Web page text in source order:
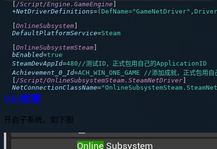
/Script/Engine.GameEngine
+NetDriverDefinitions=
OnlineSubsystem
DefaultPlatformService=Steam
OnlineSubsystemSteam
bEnabled=true
SteamDevAppId=480//测试ID，正式包用自己的ApplicationID
Achievement_0_Id=ACH_WIN_ONE_GAME //添加成就，正式包用自
/Script/OnlineSubsystemSteam.SteamNetDriver
NetConnectionClassName="
UE4配置
开启子系统，如下图